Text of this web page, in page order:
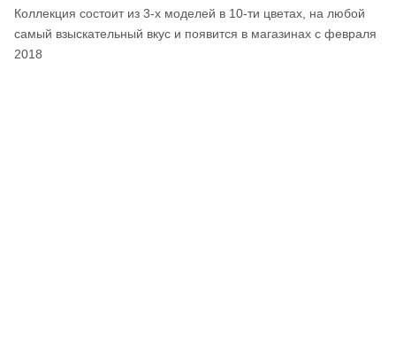
Коллекция состоит из 3-х моделей в 10-ти цветах, на любой
самый взыскательный вкус и появится в магазинах с февраля
2018